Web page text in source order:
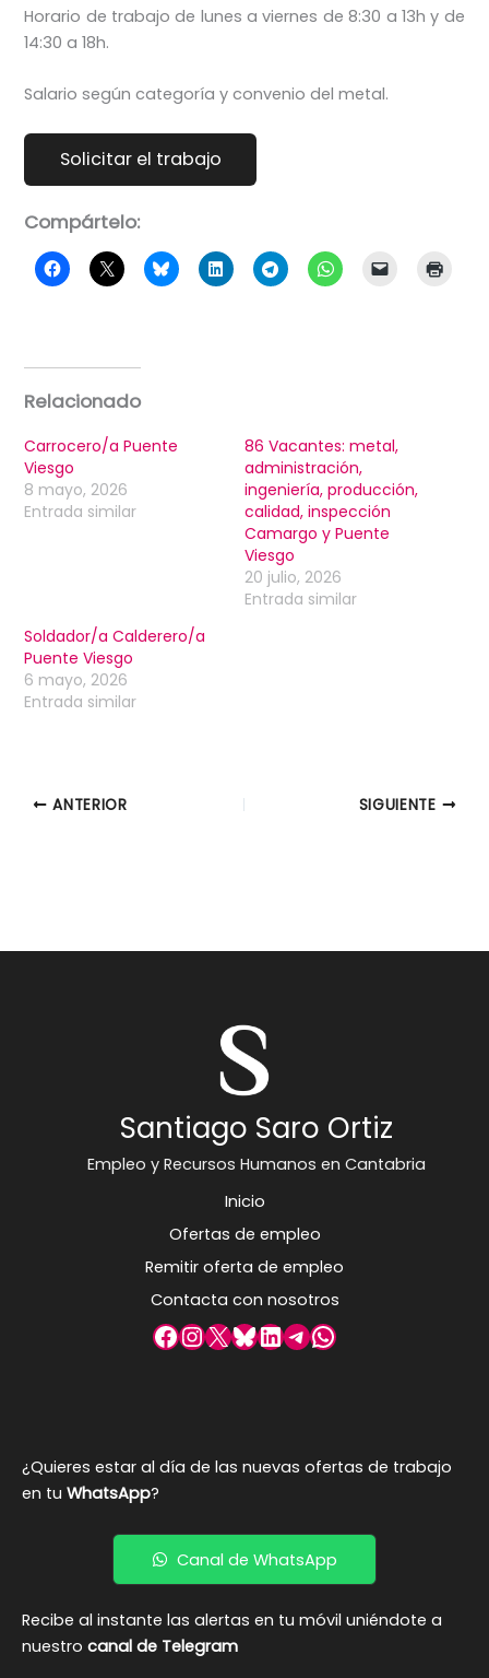
Horario de trabajo de lunes a viernes de 8:30 a 13h y de
14:30 a 18h.
Salario según categoría y convenio del metal.
Compártelo:
Relacionado
Carrocero/a Puente
Viesgo
8 mayo, 2026
Entrada similar
86 Vacantes: metal,
administración,
ingeniería, producción,
calidad, inspección
Camargo y Puente
Viesgo
20 julio, 2026
Entrada similar
Soldador/a Calderero/a
Puente Viesgo
6 mayo, 2026
Entrada similar
ANTERIOR SIGUIENTE
Santiago Saro Ortiz
Empleo y Recursos Humanos en Cantabria
Inicio
Ofertas de empleo
Remitir oferta de empleo
Contacta con nosotros
Facebook
Instagram
X Bluesky
LinkedIn
Telegram
WhatsApp
¿Quieres estar al día de las nuevas ofertas de trabajo
en tu WhatsApp?
Canal de WhatsApp
Recibe al instante las alertas en tu móvil uniéndote a
nuestro canal de Telegram